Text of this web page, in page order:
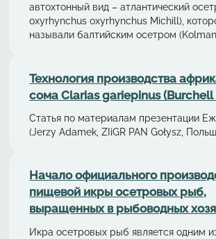
автохтонный вид – aтлaнтичеcкий
oxyrhynchus oxyrhynchus Michill),
называли балтийским осетром
Технология производства
сома Clarias gariepinus (Burchell
Статья по материалам презентации
(Jerzy Adamek, ZIiGR PAN Gołysz,
Начало официального
пищевой икры осетровых рыб,
выращенных в рыбоводных
Икра осетровых рыб является одним